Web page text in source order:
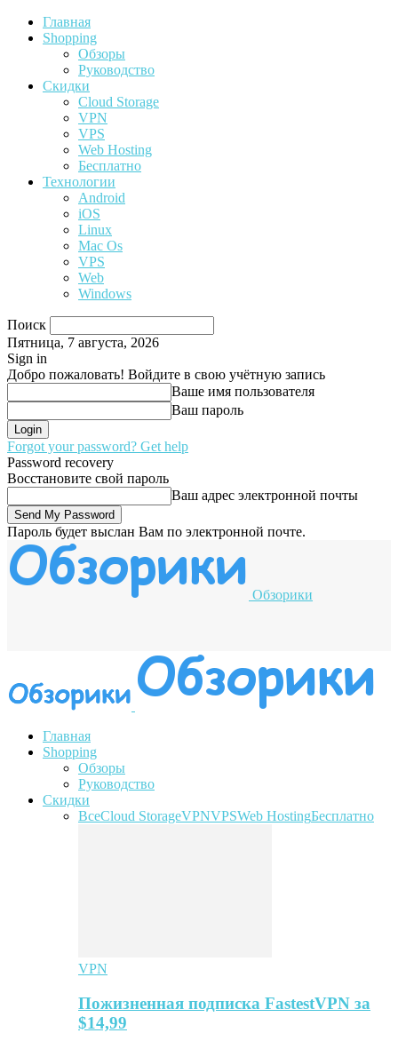
Главная
Shopping
Обзоры
Руководство
Скидки
Cloud Storage
VPN
VPS
Web Hosting
Бесплатно
Технологии
Android
iOS
Linux
Mac Os
VPS
Web
Windows
Поиск
Пятница, 7 августа, 2026
Sign in
Добро пожаловать! Войдите в свою учётную запись
Ваше имя пользователя
Ваш пароль
Forgot your password? Get help
Password recovery
Восстановите свой пароль
Ваш адрес электронной почты
Пароль будет выслан Вам по электронной почте.
Обзорики
Главная
Shopping
Обзоры
Руководство
Скидки
ВсеCloud StorageVPNVPSWeb HostingБесплатно
VPN
Пожизненная подписка FastestVPN за
$14,99